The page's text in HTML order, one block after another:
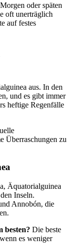
oder späten
oft unerträglich
auf festes
aus. In den
und es gibt immer
heftige Regenfälle
Überraschungen zu
Äquatorialguinea
Inseln.
Annobón, die
besten? Die beste
es weniger